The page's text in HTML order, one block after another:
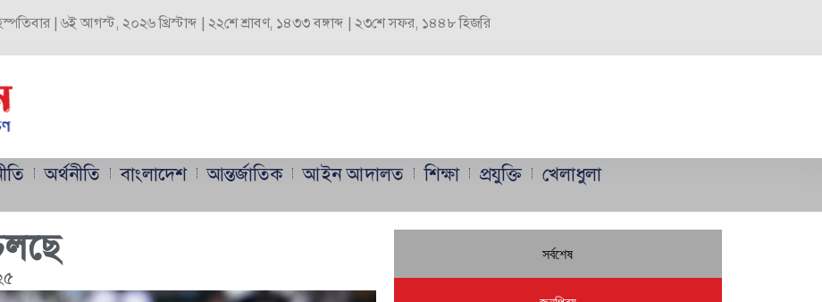
| ৬ই আগস্ট, ২০২৬ খ্রিস্টাব্দ | ২২শে শ্রাবণ, ১৪৩৩ বঙ্গাব্দ | ২৩শে সফর, ১৪৪৮ হিজরি
অর্থনীতি বাংলাদেশ আন্তর্জাতিক আইন আদালত শিক্ষা প্রযুক্তি খেলাধুলা
সর্বশেষ